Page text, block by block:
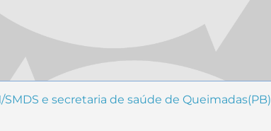
e secretaria de saúde de Queimadas(PB)